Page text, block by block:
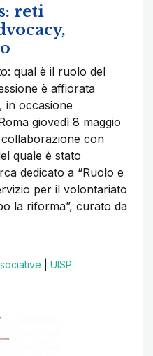
reti
qual è il ruolo del
è affiorata
in occasione
giovedì 8 maggio
con
quale è stato
dedicato a “Ruolo e
per il volontariato
la riforma”, curato da
UISP